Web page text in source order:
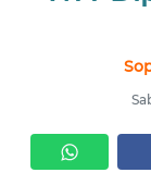
KRIMINAL